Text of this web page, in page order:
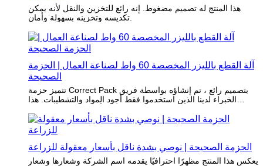
هذا المنتج له تصميم مضغوط. إنه رائع للتخزين والنقل لأنه يمكن
آلة القطع بالليزر المخصصة 60 واط لصناعة العمال | الحزمة
الصحيحة
تتميز حزمة Correct Pack بتصميم رائع ، تم إنشاؤه بواسطة فريق
الخبراء لدينا الذين استخدموا فقط أجود المواد والتشطيبات. هذا
الحزمة الصحيحة | نوصي بشدة ناقل بأسعار معقولة للزراعة
يعكس هذا المنتج مظهرًا احترافيًا يقدمه اسم الشركة وشعارها وشعار